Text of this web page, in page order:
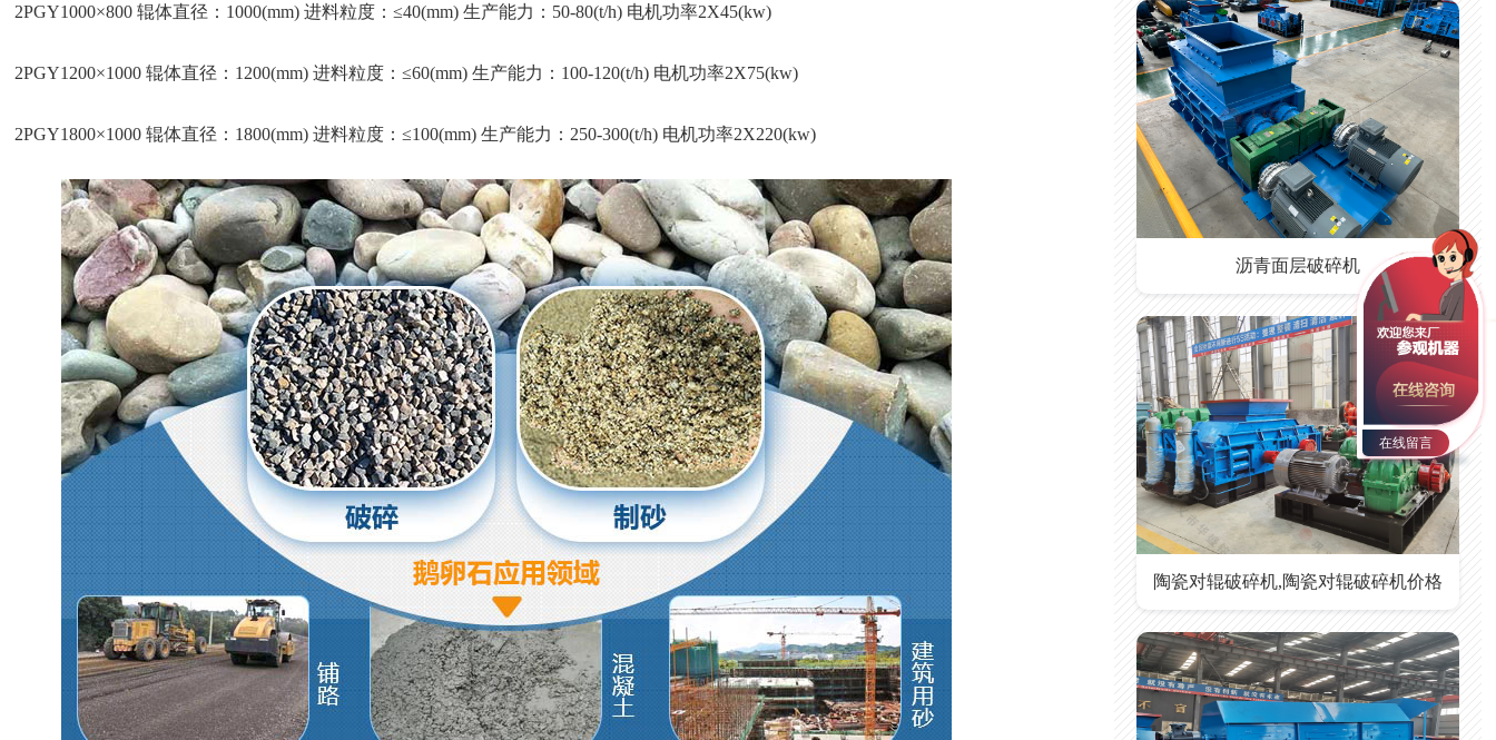
2PGY1000×800 辊体直径：1000(mm) 进料粒度：≤40(mm) 生产能力：50-80(t/h) 电机功率2X45(kw)
2PGY1200×1000 辊体直径：1200(mm) 进料粒度：≤60(mm) 生产能力：100-120(t/h) 电机功率2X75(kw)
2PGY1800×1000 辊体直径：1800(mm) 进料粒度：≤100(mm) 生产能力：250-300(t/h) 电机功率2X220(kw)
沥青面层破碎机
陶瓷对辊破碎机,陶瓷对辊破碎机价格
在线留言